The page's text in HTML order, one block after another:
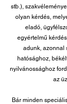
stb.),
olyan kérdés,
eladó,
egyértelmű
adunk, azonnal
hatósághoz,
nyilvánossághoz
az
Bár minden